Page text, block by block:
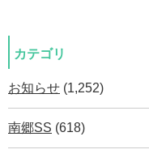
カテゴリ
お知らせ (1,252)
南郷SS (618)